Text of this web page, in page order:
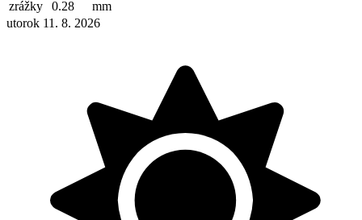
zrážky
0.28
mm
utorok 11. 8. 2026